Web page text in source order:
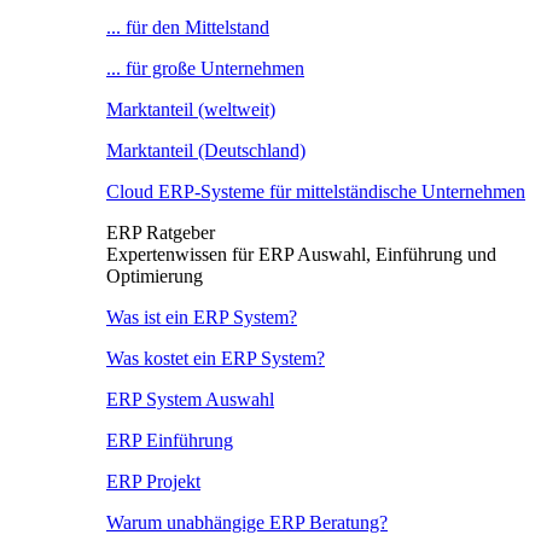
... für den Mittelstand
... für große Unternehmen
Marktanteil (weltweit)
Marktanteil (Deutschland)
Cloud ERP-Systeme für mittelständische Unternehmen
ERP Ratgeber
Expertenwissen für ERP Auswahl, Einführung und
Optimierung
Was ist ein ERP System?
Was kostet ein ERP System?
ERP System Auswahl
ERP Einführung
ERP Projekt
Warum unabhängige ERP Beratung?